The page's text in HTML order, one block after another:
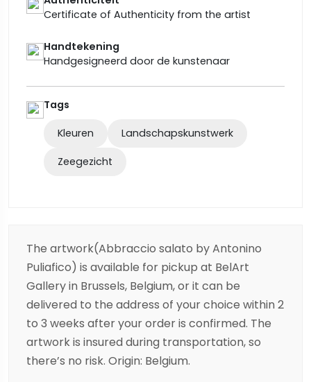
Certificate of Authenticity from the artist
Handtekening
Handgesigneerd door de kunstenaar
Tags
Kleuren Landschapskunstwerk
Zeegezicht
The artwork(Abbraccio salato by Antonino
Puliafico) is available for pickup at BelArt
Gallery in Brussels, Belgium, or it can be
delivered to the address of your choice within 2
to 3 weeks after your order is confirmed. The
artwork is insured during transportation, so
there’s no risk. Origin: Belgium.